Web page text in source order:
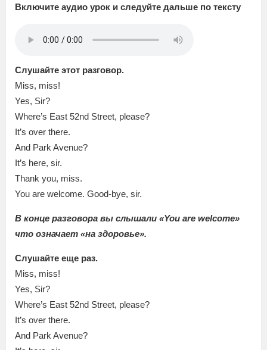
Включите аудио урок и следуйте дальше по тексту
Слушайте этот разговор.
Miss, miss!
Yes, Sir?
Where’s East 52nd Street, please?
It’s over there.
And Park Avenue?
It’s here, sir.
Thank you, miss.
You are welcome. Good-bye, sir.
В конце разговора вы слышали «You are welcome»
что означает «на здоровье».
Слушайте еще раз.
Miss, miss!
Yes, Sir?
Where’s East 52nd Street, please?
It’s over there.
And Park Avenue?